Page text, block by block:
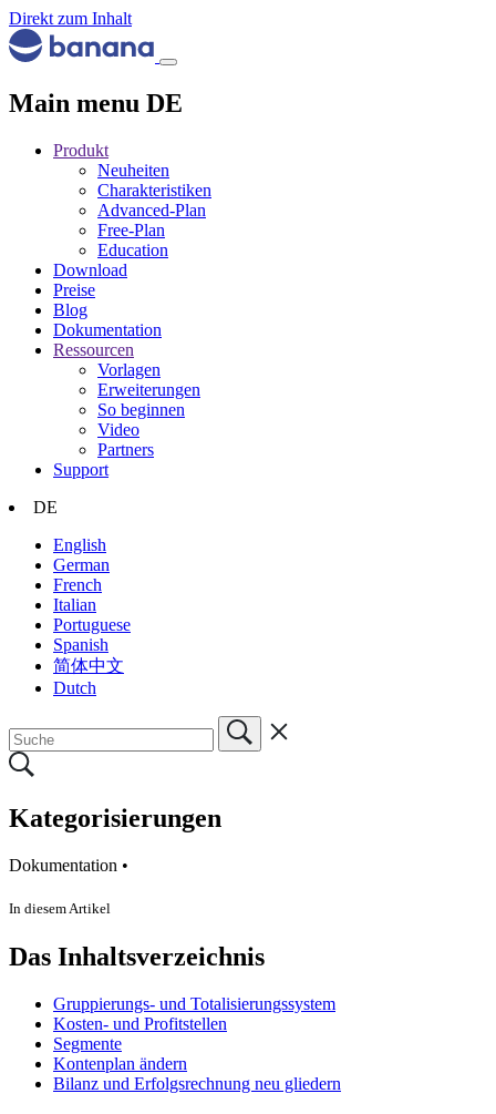
Direkt zum Inhalt
Main menu DE
Produkt
Neuheiten
Charakteristiken
Advanced-Plan
Free-Plan
Education
Download
Preise
Blog
Dokumentation
Ressourcen
Vorlagen
Erweiterungen
So beginnen
Video
Partners
Support
DE
English
German
French
Italian
Portuguese
Spanish
简体中文
Dutch
Kategorisierungen
Dokumentation •
In diesem Artikel
Das Inhaltsverzeichnis
Gruppierungs- und Totalisierungssystem
Kosten- und Profitstellen
Segmente
Kontenplan ändern
Bilanz und Erfolgsrechnung neu gliedern